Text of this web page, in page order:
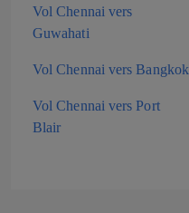
Vol Chennai vers
Guwahati
Vol Chennai vers Bangkok
Vol Chennai vers Port
Blair